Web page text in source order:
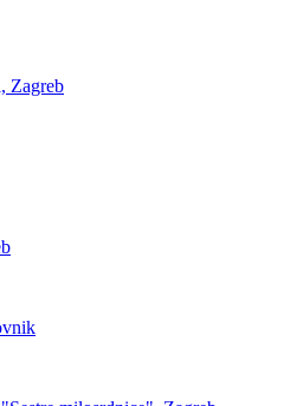
Zagreb